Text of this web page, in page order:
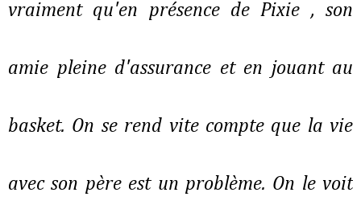
vraiment qu'en présence de Pixie , son
amie pleine d'assurance et en jouant au
basket. On se rend vite compte que la vie
avec son père est un problème. On le voit